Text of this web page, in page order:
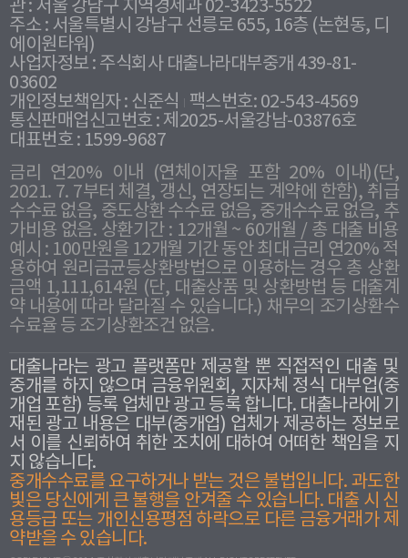
관 : 서울 강남구 지역경제과 02-3423-5522
주소 : 서울특별시 강남구 선릉로 655, 16층 (논현동, 디
에이원타워)
사업자정보 : 주식회사 대출나라대부중개 439-81-
03602
개인정보책임자 : 신준식
팩스번호: 02-543-4569
통신판매업신고번호 : 제2025-서울강남-03876호
대표번호 : 1599-9687
금리 연20% 이내 (연체이자율 포함 20% 이내)(단,
2021. 7. 7부터 체결, 갱신, 연장되는 계약에 한함), 취급
수수료 없음, 중도상환 수수료 없음, 중개수수료 없음, 추
가비용 없음. 상환기간 : 12개월 ~ 60개월 / 총 대출 비용
예시 : 100만원을 12개월 기간 동안 최대 금리 연20% 적
용하여 원리금균등상환방법으로 이용하는 경우 총 상환
금액 1,111,614원 (단, 대출상품 및 상환방법 등 대출계
약 내용에 따라 달라질 수 있습니다.) 채무의 조기상환수
수료율 등 조기상환조건 없음.
대출나라는 광고 플랫폼만 제공할 뿐 직접적인 대출 및
중개를 하지 않으며 금융위원회, 지자체 정식 대부업(중
개업 포함) 등록 업체만 광고 등록 합니다. 대출나라에 기
재된 광고 내용은 대부(중개업) 업체가 제공하는 정보로
서 이를 신뢰하여 취한 조치에 대하여 어떠한 책임을 지
지 않습니다.
중개수수료를 요구하거나 받는 것은 불법입니다. 과도한
빛은 당신에게 큰 불행을 안겨줄 수 있습니다. 대출 시 신
용등급 또는 개인신용평점 하락으로 다른 금융거래가 제
약받을 수 있습니다.